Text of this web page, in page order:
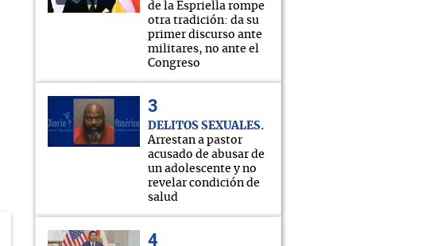
de la Espriella rompe
otra tradición: da su
primer discurso ante
militares, no ante el
Congreso
DELITOS SEXUALES
Arrestan a pastor
acusado de abusar de
un adolescente y no
revelar condición de
salud